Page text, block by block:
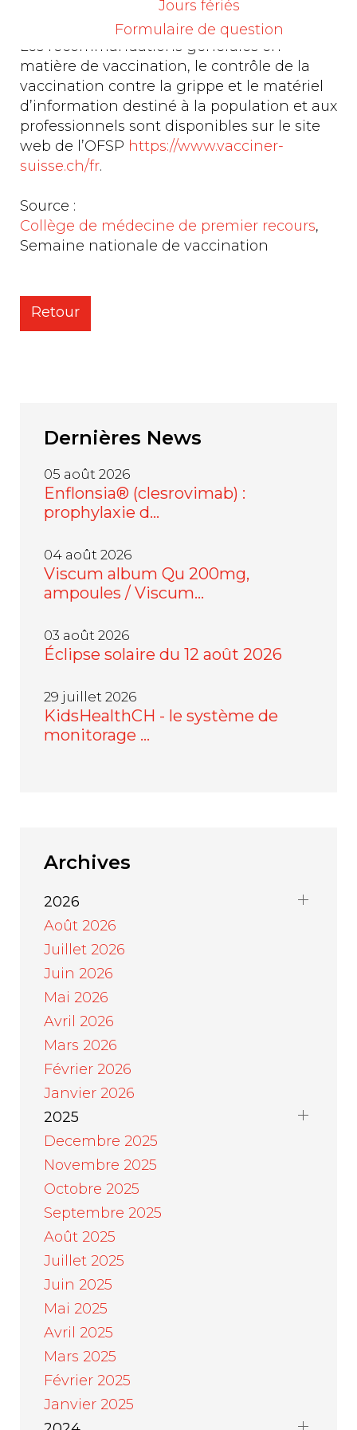
Jours fériés
Formulaire de question
lundi 10 au samedi 15 novembre 2025.
Les recommandations générales en
matière de vaccination, le contrôle de la
vaccination contre la grippe et le matériel
d’information destiné à la population et aux
professionnels sont disponibles sur le site
web de l’OFSP https://www.vacciner-
suisse.ch/fr.
Source :
Collège de médecine de premier recours,
Semaine nationale de vaccination
Retour
Dernières News
05 août 2026
Enflonsia® (clesrovimab) :
prophylaxie d…
04 août 2026
Viscum album Qu 200mg,
ampoules / Viscum…
03 août 2026
Éclipse solaire du 12 août 2026
29 juillet 2026
KidsHealthCH - le système de
monitorage …
Archives
2026
Août 2026
Juillet 2026
Juin 2026
Mai 2026
Avril 2026
Mars 2026
Février 2026
Janvier 2026
2025
Decembre 2025
Novembre 2025
Octobre 2025
Septembre 2025
Août 2025
Juillet 2025
Juin 2025
Mai 2025
Avril 2025
Mars 2025
Février 2025
Janvier 2025